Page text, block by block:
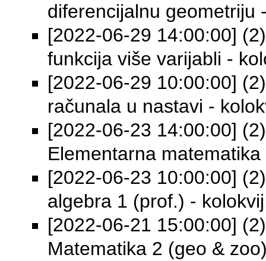
diferencijalnu geometriju
[2022-06-29 14:00:00]
funkcija više varijabli -
[2022-06-29 10:00:00]
računala u nastavi -
[2022-06-23 14:00:00]
Elementarna
[2022-06-23 10:00:00]
algebra 1 (prof.) -
[2022-06-21 15:00:00]
Matematika 2 (geo &